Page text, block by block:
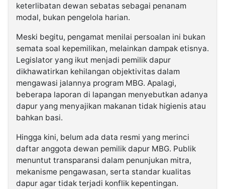
keterlibatan dewan sebatas sebagai penanam
modal, bukan pengelola harian.
Meski begitu, pengamat menilai persoalan ini bukan
semata soal kepemilikan, melainkan dampak etisnya.
Legislator yang ikut menjadi pemilik dapur
dikhawatirkan kehilangan objektivitas dalam
mengawasi jalannya program MBG. Apalagi,
beberapa laporan di lapangan menyebutkan adanya
dapur yang menyajikan makanan tidak higienis atau
bahkan basi.
Hingga kini, belum ada data resmi yang merinci
daftar anggota dewan pemilik dapur MBG. Publik
menuntut transparansi dalam penunjukan mitra,
mekanisme pengawasan, serta standar kualitas
dapur agar tidak terjadi konflik kepentingan.